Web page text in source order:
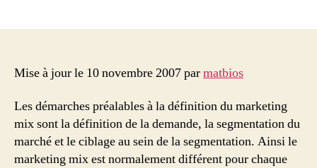
Mise à jour le 10 novembre 2007 parmatbios
Les démarches préalables à la définition du marketing
mix sont la définition de la demande, la segmentation du
marché et le ciblage au sein de la segmentation. Ainsi le
marketing mix est normalement différent pour chaque